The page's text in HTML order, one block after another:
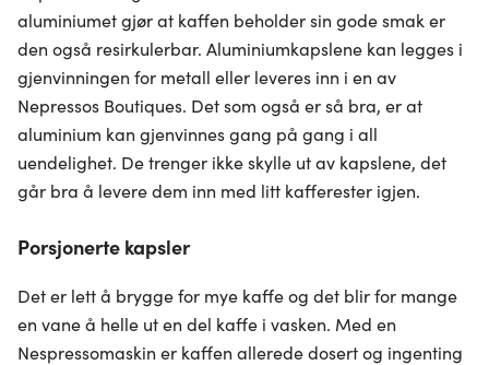
aluminiumet gjør at kaffen beholder sin gode smak er
den også resirkulerbar. Aluminiumkapslene kan legges i
gjenvinningen for metall eller leveres inn i en av
Nepressos Boutiques. Det som også er så bra, er at
aluminium kan gjenvinnes gang på gang i all
uendelighet. De trenger ikke skylle ut av kapslene, det
går bra å levere dem inn med litt kafferester igjen.
Porsjonerte kapsler
Det er lett å brygge for mye kaffe og det blir for mange
en vane å helle ut en del kaffe i vasken. Med en
Nespressomaskin er kaffen allerede dosert og ingenting